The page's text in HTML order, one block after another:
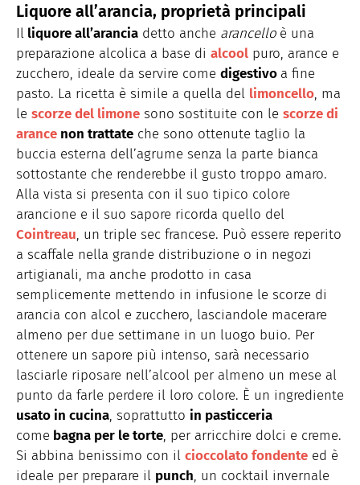
Liquore all’arancia, proprietà principali
Il liquore all’arancia detto anche arancello è una
preparazione alcolica a base di alcool puro, arance e
zucchero, ideale da servire come digestivo a fine
pasto. La ricetta è simile a quella del limoncello, ma
le scorze del limone sono sostituite con le scorze di
arance non trattate che sono ottenute taglio la
buccia esterna dell’agrume senza la parte bianca
sottostante che renderebbe il gusto troppo amaro.
Alla vista si presenta con il suo tipico colore
arancione e il suo sapore ricorda quello del
Cointreau, un triple sec francese. Può essere reperito
a scaffale nella grande distribuzione o in negozi
artigianali, ma anche prodotto in casa
semplicemente mettendo in infusione le scorze di
arancia con alcol e zucchero, lasciandole macerare
almeno per due settimane in un luogo buio. Per
ottenere un sapore più intenso, sarà necessario
lasciarle riposare nell’alcool per almeno un mese al
punto da farle perdere il loro colore. È un ingrediente
usato in cucina, soprattutto in pasticceria
come bagna per le torte, per arricchire dolci e creme.
Si abbina benissimo con il cioccolato fondente ed è
ideale per preparare il punch, un cocktail invernale